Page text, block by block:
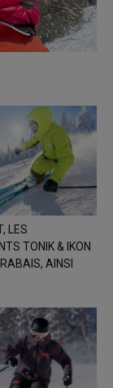
LES
TONIK & IKON
AINSI